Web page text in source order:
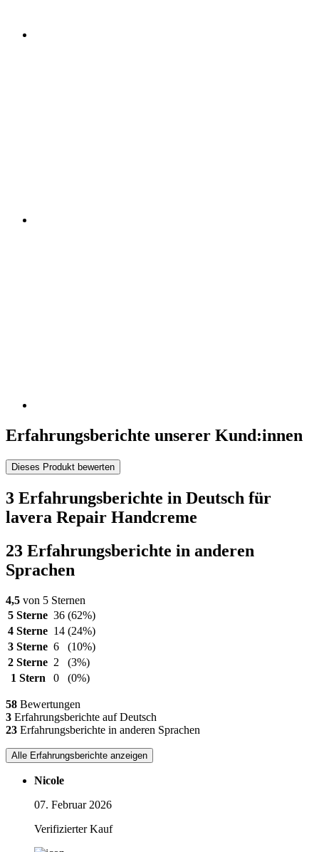
Erfahrungsberichte unserer Kund:innen
Dieses Produkt bewerten
3 Erfahrungsberichte in Deutsch für
lavera Repair Handcreme
23 Erfahrungsberichte in anderen
Sprachen
4,5 von 5 Sternen
5 Sterne 36 (62%)
4 Sterne 14 (24%)
3 Sterne 6
(10%)
2 Sterne 2
(3%)
1 Stern
0 (0%)
58 Bewertungen
3 Erfahrungsberichte auf Deutsch
23 Erfahrungsberichte in anderen Sprachen
Alle Erfahrungsberichte anzeigen
Nicole
07. Februar 2026
Verifizierter Kauf